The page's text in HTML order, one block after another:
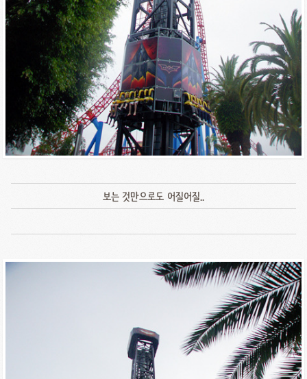
보는 것만으로도 어질어질..